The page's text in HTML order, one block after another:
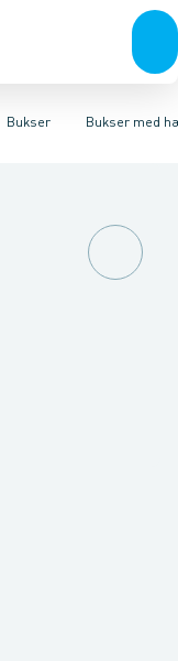
Undertøj & sokkerSko
Bukser Knæskånere
Bukser med
lårlommer